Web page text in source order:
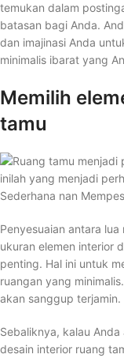
temukan dalam
batasan bagi Anda.
dan imajinasi Anda
minimalis ibarat yang
Memilih
tamu
Penyesuaian antara
ukuran elemen interior
penting. Hal ini untuk
ruangan yang
akan sanggup terjamin.
Sebaliknya, kalau
desain interior ruang